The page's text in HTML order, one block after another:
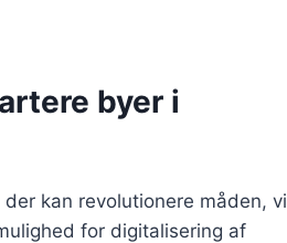
byer i
kan revolutionere måden, vi
for digitalisering af